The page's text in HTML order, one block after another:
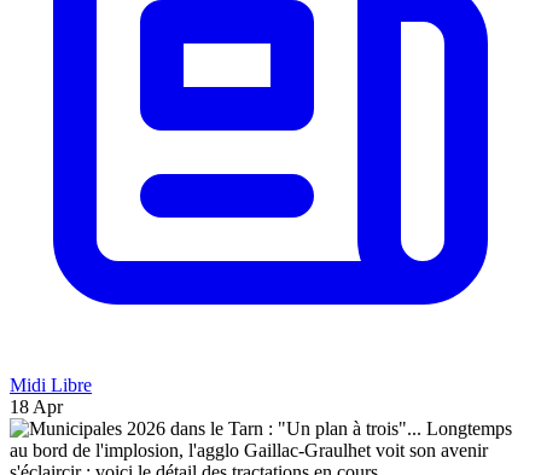
Midi Libre
18 Apr